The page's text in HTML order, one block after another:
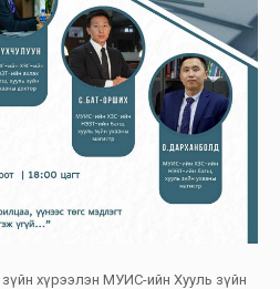
хүрээлэн МУИС-ийн Хууль зүйн